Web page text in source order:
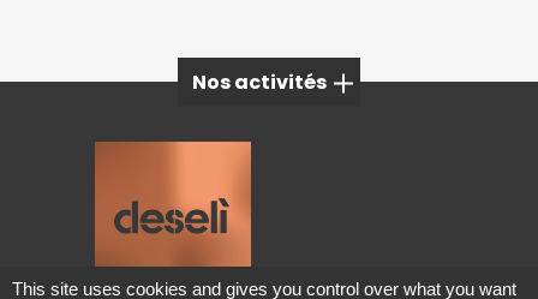
Nos activités
Mobilier extérieur à Megève
Mobilier extérieur à Aix-les-Bains
Mobilier design à Lyon
This site uses cookies and gives you control over what you want